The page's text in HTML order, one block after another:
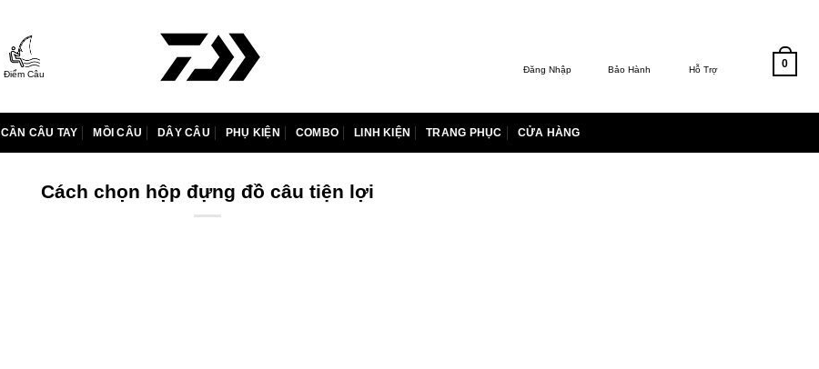
Điểm Câu
Đăng Nhập Bảo Hành Hỗ Trợ 0
CẦN CÂU TAY MỒI CÂU DÂY CÂU PHỤ KIỆN COMBO LINH KIỆN TRANG PHỤC CỬA HÀNG
Cách chọn hộp đựng đồ câu tiện lợi